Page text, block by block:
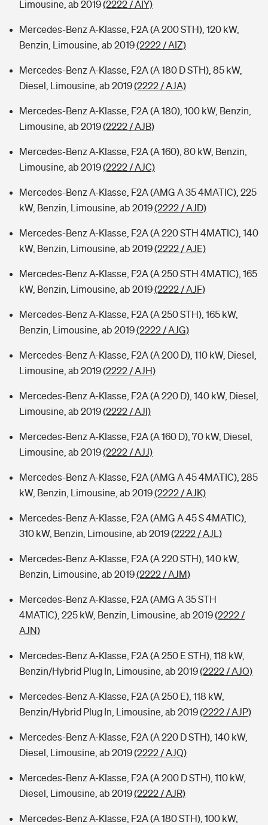
Limousine, ab 2019(2222 / AIY)
Mercedes-Benz A-Klasse, F2A (A 200 STH), 120 kW,
Benzin, Limousine, ab 2019(2222 / AIZ)
Mercedes-Benz A-Klasse, F2A (A 180 D STH), 85 kW,
Diesel, Limousine, ab 2019(2222 / AJA)
Mercedes-Benz A-Klasse, F2A (A 180), 100 kW, Benzin,
Limousine, ab 2019(2222 / AJB)
Mercedes-Benz A-Klasse, F2A (A 160), 80 kW, Benzin,
Limousine, ab 2019(2222 / AJC)
Mercedes-Benz A-Klasse, F2A (AMG A 35 4MATIC), 225
kW, Benzin, Limousine, ab 2019(2222 / AJD)
Mercedes-Benz A-Klasse, F2A (A 220 STH 4MATIC), 140
kW, Benzin, Limousine, ab 2019(2222 / AJE)
Mercedes-Benz A-Klasse, F2A (A 250 STH 4MATIC), 165
kW, Benzin, Limousine, ab 2019(2222 / AJF)
Mercedes-Benz A-Klasse, F2A (A 250 STH), 165 kW,
Benzin, Limousine, ab 2019(2222 / AJG)
Mercedes-Benz A-Klasse, F2A (A 200 D), 110 kW, Diesel,
Limousine, ab 2019(2222 / AJH)
Mercedes-Benz A-Klasse, F2A (A 220 D), 140 kW, Diesel,
Limousine, ab 2019(2222 / AJI)
Mercedes-Benz A-Klasse, F2A (A 160 D), 70 kW, Diesel,
Limousine, ab 2019(2222 / AJJ)
Mercedes-Benz A-Klasse, F2A (AMG A 45 4MATIC), 285
kW, Benzin, Limousine, ab 2019(2222 / AJK)
Mercedes-Benz A-Klasse, F2A (AMG A 45 S 4MATIC),
310 kW, Benzin, Limousine, ab 2019(2222 / AJL)
Mercedes-Benz A-Klasse, F2A (A 220 STH), 140 kW,
Benzin, Limousine, ab 2019(2222 / AJM)
Mercedes-Benz A-Klasse, F2A (AMG A 35 STH
4MATIC), 225 kW, Benzin, Limousine, ab 2019(2222 /
AJN)
Mercedes-Benz A-Klasse, F2A (A 250 E STH), 118 kW,
Benzin/Hybrid Plug In, Limousine, ab 2019(2222 / AJO)
Mercedes-Benz A-Klasse, F2A (A 250 E), 118 kW,
Benzin/Hybrid Plug In, Limousine, ab 2019(2222 / AJP)
Mercedes-Benz A-Klasse, F2A (A 220 D STH), 140 kW,
Diesel, Limousine, ab 2019(2222 / AJQ)
Mercedes-Benz A-Klasse, F2A (A 200 D STH), 110 kW,
Diesel, Limousine, ab 2019(2222 / AJR)
Mercedes-Benz A-Klasse, F2A (A 180 STH), 100 kW,